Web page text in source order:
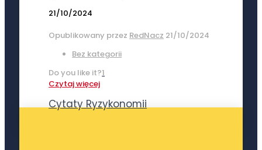
21/10/2024
Opublikowany przez RedNacz 21/10/2024
Bez kategorii
Do you like it?1
Czytaj więcej
Cytaty Ryzykonomii